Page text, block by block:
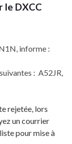
le DXCC
informe :
: A52JR,
rejetée, lors
un courrier
pour mise à